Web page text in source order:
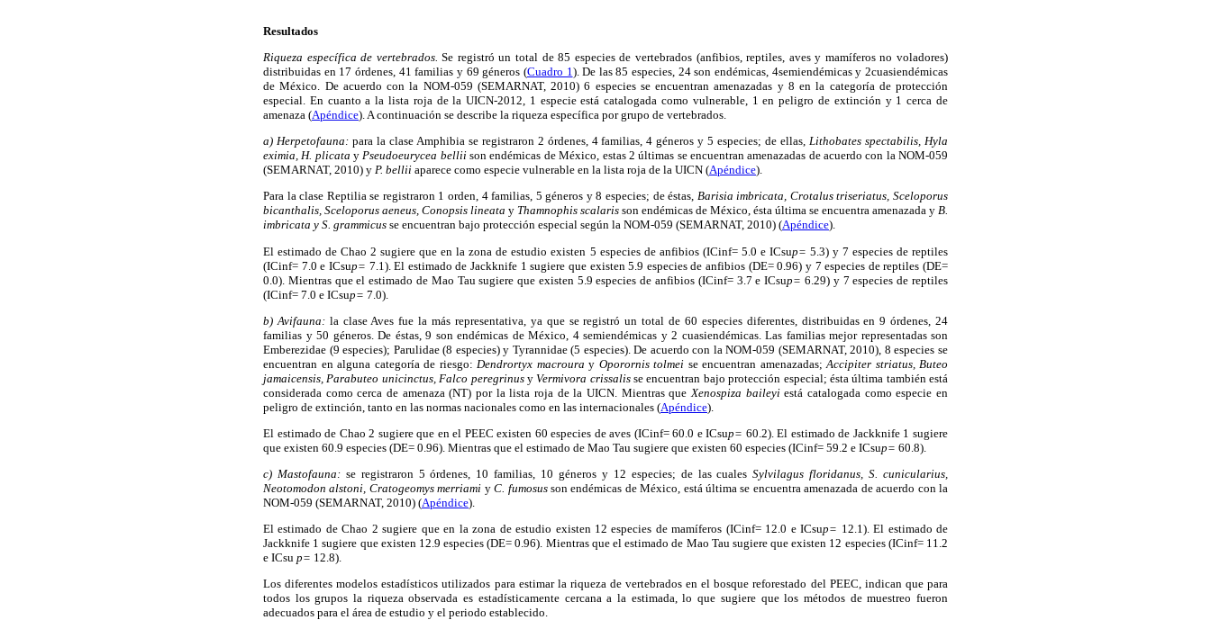
Resultados
Riqueza específica de vertebrados. Se registró un total de 85 especies de vertebrados (anfibios, reptiles, aves y mamíferos no voladores)
distribuidas en 17 órdenes, 41 familias y 69 géneros (Cuadro 1 ). De las 85 especies, 24 son endémicas, 4semiendémicas y 2cuasiendémicas
de México. De acuerdo con la NOM-059 (SEMARNAT, 2010) 6 especies se encuentran amenazadas y 8 en la categoría de protección
especial. En cuanto a la lista roja de la UICN-2012, 1 especie está catalogada como vulnerable, 1 en peligro de extinción y 1 cerca de
amenaza (Apéndice). A continuación se describe la riqueza específica por grupo de vertebrados.
a) Herpetofauna:para la clase Amphibia se registraron 2 órdenes, 4 familias, 4 géneros y 5 especies; de ellas,Lithobates spectabilis, Hyla
eximia, H. plicata yPseudoeurycea belliison endémicas de México, estas 2 últimas se encuentran amenazadas de acuerdo con la NOM-059
(SEMARNAT, 2010) y P. bellii aparece como especie vulnerable en la lista roja de la UICN (Apéndice).
Para la clase Reptilia se registraron 1 orden, 4 familias, 5 géneros y 8 especies; de éstas, Barisia imbricata, Crotalus triseriatus, Sceloporus
bicanthalis, Sceloporus aeneus, Conopsis lineata y Thamnophis scalaris son endémicas de México, ésta última se encuentra amenazada y B.
imbricata y S. grammicus se encuentran bajo protección especial según la NOM-059 (SEMARNAT, 2010) (Apéndice).
El estimado de Chao 2 sugiere que en la zona de estudio existen 5 especies de anfibios (ICinf= 5.0 e ICsup= 5.3) y 7 especies de reptiles
(ICinf= 7.0 e ICsup= 7.1). El estimado de Jackknife 1 sugiere que existen 5.9 especies de anfibios (DE= 0.96) y 7 especies de reptiles (DE=
0.0). Mientras que el estimado de Mao Tau sugiere que existen 5.9 especies de anfibios (ICinf= 3.7 e ICsup= 6.29) y 7 especies de reptiles
(ICinf= 7.0 e ICsup= 7.0).
b) Avifauna:la clase Aves fue la más representativa, ya que se registró un total de 60 especies diferentes, distribuidas en 9 órdenes, 24
familias y 50 géneros. De éstas, 9 son endémicas de México, 4 semiendémicas y 2 cuasiendémicas. Las familias mejor representadas son
Emberezidae (9 especies); Parulidae (8 especies) y Tyrannidae (5 especies). De acuerdo con la NOM-059 (SEMARNAT, 2010), 8 especies se
encuentran en alguna categoría de riesgo: Dendrortyx macroura y Oporornis tolmei se encuentran amenazadas; Accipiter striatus, Buteo
jamaicensis, Parabuteo unicinctus, Falco peregrinusyVermivora crissalisse encuentran bajo protección especial; ésta última también está
considerada como cerca de amenaza (NT) por la lista roja de la UICN. Mientras que Xenospiza baileyiestá catalogada como especie en
peligro de extinción, tanto en las normas nacionales como en las internacionales (Apéndice).
El estimado de Chao 2 sugiere que en el PEEC existen 60 especies de aves (ICinf= 60.0 e ICsup= 60.2). El estimado de Jackknife 1 sugiere
que existen 60.9 especies (DE= 0.96). Mientras que el estimado de Mao Tau sugiere que existen 60 especies (ICinf= 59.2 e ICsup= 60.8).
c) Mastofauna:se registraron 5 órdenes, 10 familias, 10 géneros y 12 especies; de las cualesSylvilagus floridanus, S. cunicularius,
Neotomodon alstoni, Cratogeomys merriami yC. fumosusson endémicas de México, está última se encuentra amenazada de acuerdo con la
NOM-059 (SEMARNAT, 2010) (Apéndice).
El estimado de Chao 2 sugiere que en la zona de estudio existen 12 especies de mamíferos (ICinf= 12.0 e ICsup= 12.1). El estimado de
Jackknife 1 sugiere que existen 12.9 especies (DE= 0.96). Mientras que el estimado de Mao Tau sugiere que existen 12 especies (ICinf= 11.2
e ICsu p= 12.8).
Los diferentes modelos estadísticos utilizados para estimar la riqueza de vertebrados en el bosque reforestado del PEEC, indican que para
todos los grupos la riqueza observada es estadísticamente cercana a la estimada, lo que sugiere que los métodos de muestreo fueron
adecuados para el área de estudio y el periodo establecido.